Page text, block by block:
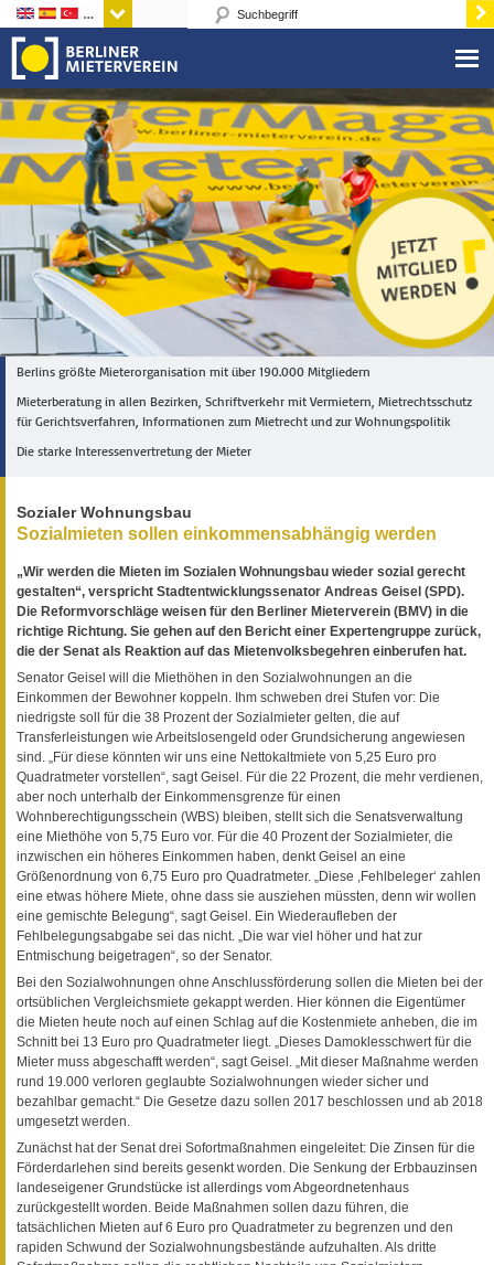
Sprachen
Berlins größte Mieterorganisation mit über 190.000 Mitgliedern
Mieterberatung in allen Bezirken, Schriftverkehr mit Vermietern, Mietrechtsschutz
für Gerichtsverfahren, Informationen zum Mietrecht und zur Wohnungspolitik
Die starke Interessenvertretung der Mieter
Sozialer Wohnungsbau
Sozialmieten sollen einkommensabhängig werden
„Wir werden die Mieten im Sozialen Wohnungsbau wieder sozial gerecht
gestalten“, verspricht Stadtentwicklungssenator Andreas Geisel (SPD).
Die Reformvorschläge weisen für den Berliner Mieterverein (BMV) in die
richtige Richtung. Sie gehen auf den Bericht einer Expertengruppe zurück,
die der Senat als Reaktion auf das Mietenvolksbegehren einberufen hat.
Senator Geisel will die Miethöhen in den Sozialwohnungen an die
Einkommen der Bewohner koppeln. Ihm schweben drei Stufen vor: Die
niedrigste soll für die 38 Prozent der Sozialmieter gelten, die auf
Transferleistungen wie Arbeitslosengeld oder Grundsicherung angewiesen
sind. „Für diese könnten wir uns eine Nettokaltmiete von 5,25 Euro pro
Quadratmeter vorstellen“, sagt Geisel. Für die 22 Prozent, die mehr verdienen,
aber noch unterhalb der Einkommensgrenze für einen
Wohnberechtigungsschein (WBS) bleiben, stellt sich die Senatsverwaltung
eine Miethöhe von 5,75 Euro vor. Für die 40 Prozent der Sozialmieter, die
inzwischen ein höheres Einkommen haben, denkt Geisel an eine
Größenordnung von 6,75 Euro pro Quadratmeter. „Diese ,Fehlbeleger‘ zahlen
eine etwas höhere Miete, ohne dass sie ausziehen müssten, denn wir wollen
eine gemischte Belegung“, sagt Geisel. Ein Wiederaufleben der
Fehlbelegungsabgabe sei das nicht. „Die war viel höher und hat zur
Entmischung beigetragen“, so der Senator.
Bei den Sozialwohnungen ohne Anschlussförderung sollen die Mieten bei der
ortsüblichen Vergleichsmiete gekappt werden. Hier können die Eigentümer
die Mieten heute noch auf einen Schlag auf die Kostenmiete anheben, die im
Schnitt bei 13 Euro pro Quadratmeter liegt. „Dieses Damoklesschwert für die
Mieter muss abgeschafft werden“, sagt Geisel. „Mit dieser Maßnahme werden
rund 19.000 verloren geglaubte Sozialwohnungen wieder sicher und
bezahlbar gemacht.“ Die Gesetze dazu sollen 2017 beschlossen und ab 2018
umgesetzt werden.
Zunächst hat der Senat drei Sofortmaßnahmen eingeleitet: Die Zinsen für die
Förderdarlehen sind bereits gesenkt worden. Die Senkung der Erbbauzinsen
landeseigener Grundstücke ist allerdings vom Abgeordnetenhaus
zurückgestellt worden. Beide Maßnahmen sollen dazu führen, die
tatsächlichen Mieten auf 6 Euro pro Quadratmeter zu begrenzen und den
rapiden Schwund der Sozialwohnungsbestände aufzuhalten. Als dritte